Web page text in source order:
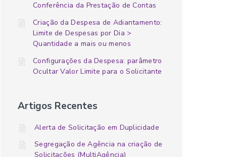
Conferência da Prestação de Contas
Criação da Despesa de Adiantamento:
Limite de Despesas por Dia >
Quantidade a mais ou menos
Configurações da Despesa: parâmetro
Ocultar Valor Limite para o Solicitante
Artigos Recentes
Alerta de Solicitação em Duplicidade
Segregação de Agência na criação de
Solicitações (MultiAgência)